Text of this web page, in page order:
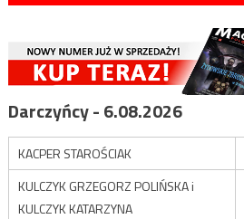
Darczyńcy - 6.08.2026
KACPER STAROŚCIAK
KULCZYK GRZEGORZ POLIŃSKA i
KULCZYK KATARZYNA